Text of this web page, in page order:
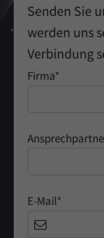
Senden Sie
werden uns
Verbindung
Firma*
E-Mail*